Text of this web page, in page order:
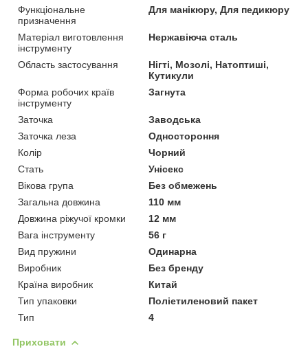
Функціональне
призначення
Для манікюру, Для педикюру
Матеріал виготовлення
інструменту
Нержавіюча сталь
Область застосування
Нігті, Мозолі, Натоптиші,
Кутикули
Форма робочих країв
інструменту
Загнута
Заточка
Заводська
Заточка леза
Одностороння
Колір
Чорний
Стать
Унісекс
Вікова група
Без обмежень
Загальна довжина
110 мм
Довжина ріжучої кромки
12 мм
Вага інструменту
56 г
Вид пружини
Одинарна
Виробник
Без бренду
Країна виробник
Китай
Тип упаковки
Поліетиленовий пакет
Тип
4
Приховати